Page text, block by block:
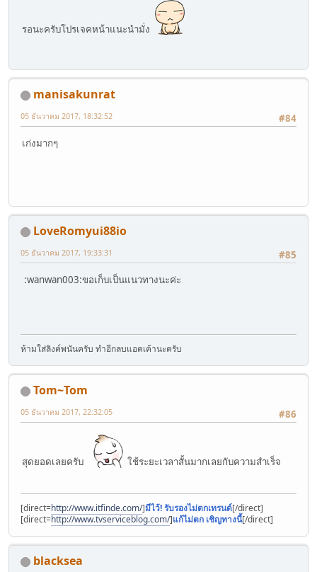
รอนะครับโปรเจคหน้าแนะนำมั่ง
manisakunrat
#84
05 ธันวาคม 2017, 18:32:52
เก่งมากๆ
LoveRomyui88io
#85
05 ธันวาคม 2017, 19:33:31
:wanwan003:ขอเก็บเป็นแนวทางนะค่ะ
ห้ามใส่ลิงค์พนันครับ ทำอีกลบแอคเค้านะครับ
Tom~Tom
#86
05 ธันวาคม 2017, 22:32:05
สุดยอดเลยครับ ใช้ระยะเวลาสั้นมากเลยกับความสำเร็จ
[direct=http://www.itfinde.com/]มีไว้! รับรองไม่ตกเทรนด์[/direct]
[direct=http://www.tvserviceblog.com/]แก้ไม่ตก เชิญทางนี้[/direct]
blacksea